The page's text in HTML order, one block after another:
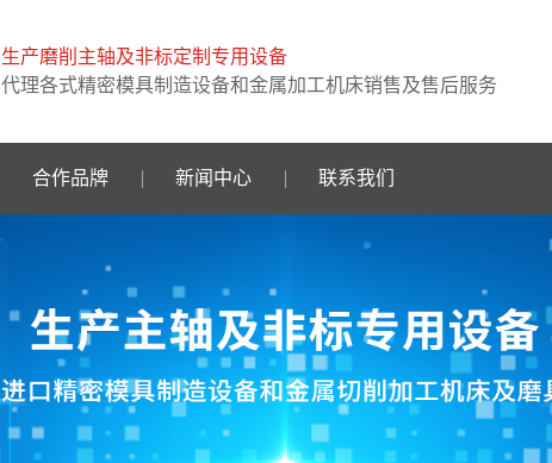
生产磨削主轴及非标定制专用设备
代理各式精密模具制造设备和金属加工机床销售及售后服务
合作品牌 新闻中心 联系我们